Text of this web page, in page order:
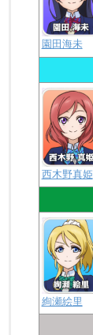
園田海未
西木野真姫
絢瀬絵里